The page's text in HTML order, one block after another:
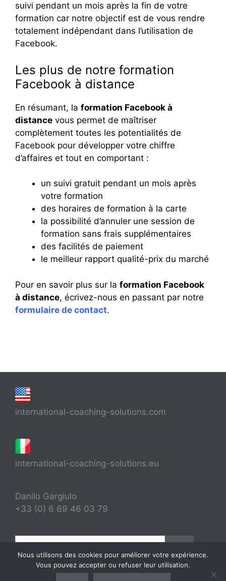
suivi pendant un mois après la fin de votre
formation car notre objectif est de vous rendre
totalement indépendant dans l’utilisation de
Facebook.
Les plus de notre formation
Facebook à distance
En résumant, la formation Facebook à
distance vous permet de maîtriser
complètement toutes les potentialités de
Facebook pour développer votre chiffre
d’affaires et tout en comportant :
un suivi gratuit pendant un mois après
votre formation
des horaires de formation à la carte
la possibilité d’annuler une session de
formation sans frais supplémentaires
des facilités de paiement
le meilleur rapport qualité-prix du marché
Pour en savoir plus sur la formation Facebook
à distance, écrivez-nous en passant par notre
formulaire de contact.
international-coaching-solutions.com
international-coaching-solutions.eu
Danilo Gargiulo
+33 (0) 6 69 46 03 79
Rechercher :
Nous utilisons des cookies pour améliorer votre expérience.
Vous pouvez accepter ou refuser leur utilisation.